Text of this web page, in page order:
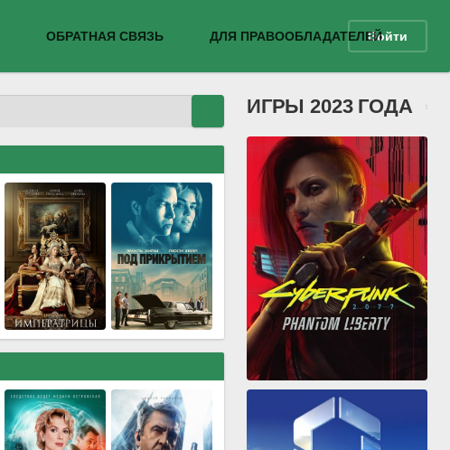
ОБРАТНАЯ СВЯЗЬ ДЛЯ ПРАВООБЛАДАТЕЛЕЙВойти
ИГРЫ 2023 ГОДА